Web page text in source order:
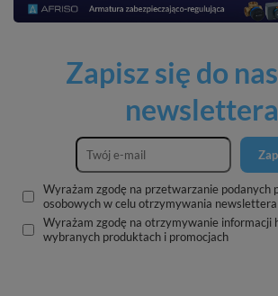
Zapisz się do
newslettera
Wyrażam zgodę na przetwarzanie podanych
osobowych w celu otrzymywania newslettera
Wyrażam zgodę na otrzymywanie informacji
wybranych produktach i promocjach